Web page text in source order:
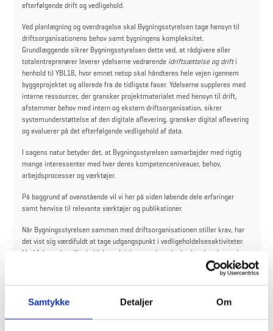
Samtykke Detaljer Om
efterfølgende drift og vedligehold.
Ved planlægning og overdragelse skal Bygningsstyrelsen tage hensyn til
driftsorganisationens behov samt bygningens kompleksitet.
Grundlæggende sikrer Bygningsstyrelsen dette ved, at rådgivere eller
totalentreprenører leverer ydelserne vedrørende idriftsættelse og drifti
henhold til YBL18, hvor emnet netop skal håndteres hele vejen igennem
byggeprojektet og allerede fra de tidligste faser. Ydelserne suppleres med
interne ressourcer, der gransker projektmaterialet med hensyn til drift,
afstemmer behov med intern og ekstern driftsorganisation, sikrer
systemunderstøttelse af den digitale aflevering, gransker digital aflevering
og evaluerer på det efterfølgende vedligehold af data.
I sagens natur betyder det, at Bygningsstyrelsen samarbejder med rigtig
mange interessenter med hver deres kompetenceniveauer, behov,
arbejdsprocesser og værktøjer.
På baggrund af ovenstående vil vi her på siden løbende dele erfaringer
samt henvise til relevante værktøjer og publikationer.
Når Bygningsstyrelsen sammen med driftsorganisationen stiller krav, har
det vist sig værdifuldt at tage udgangspunkt i vedligeholdelsesaktiviteter.
Med fokus på vedligeholdelsesaktiviteterne kan vi udvælge de relaterede
bygningsdele, der kræver drift, og stille krav til de nødvendige data.Molio
har udgivet en publikation, der netop kan anvendes som værktøj til den
proces.
10 gode råd til digital aflevering